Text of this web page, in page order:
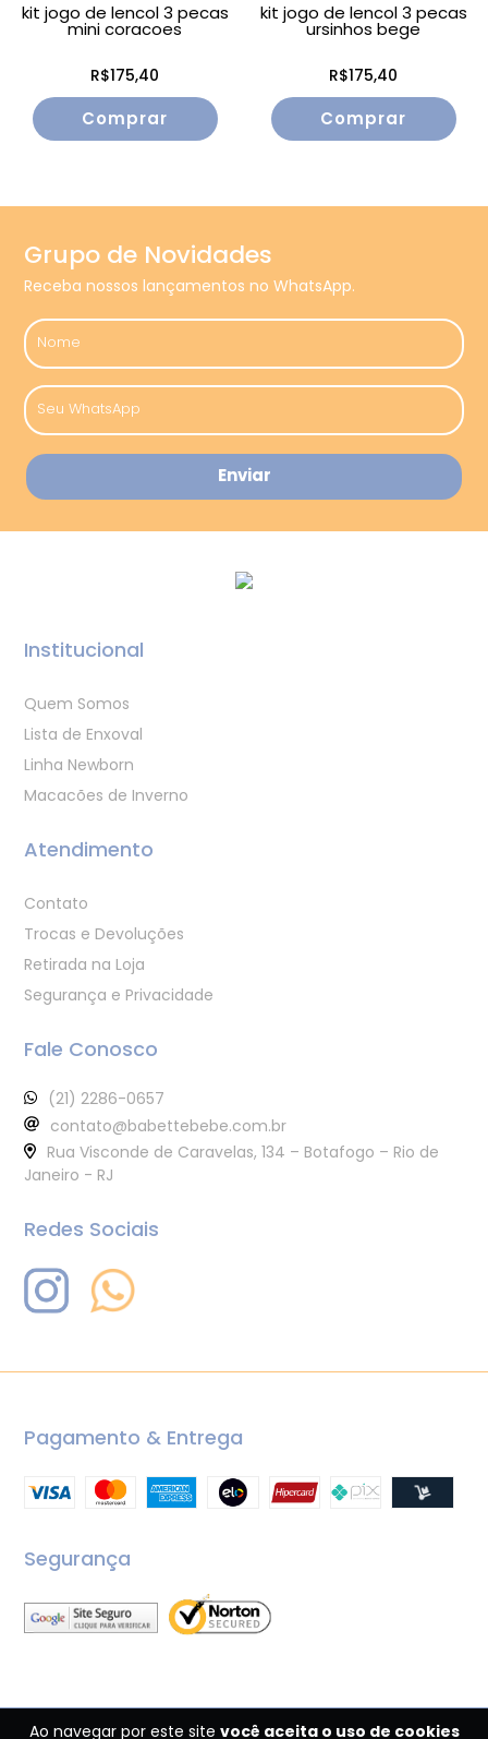
Ao navegar por este site você aceita o uso de cookies
kit jogo de lencol 3 pecas
mini coracoes
R$175,40
kit jogo de lencol 3 pecas
ursinhos bege
R$175,40
Grupo de Novidades
Receba nossos lançamentos no WhatsApp.
Institucional
Quem Somos
Lista de Enxoval
Linha Newborn
Macacões de Inverno
Atendimento
Contato
Trocas e Devoluções
Retirada na Loja
Segurança e Privacidade
Fale Conosco
(21) 2286-0657
contato@babettebebe.com.br
Rua Visconde de Caravelas, 134 – Botafogo – Rio de
Janeiro - RJ
Redes Sociais
Pagamento & Entrega
Segurança